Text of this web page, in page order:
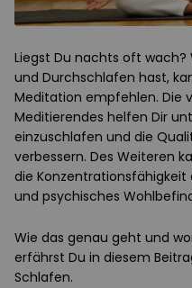
Liegst Du nachts oft wach?
und Durchschlafen hast,
Meditation empfehlen. Die
Meditierendes helfen Dir
einzuschlafen und die
verbessern. Des Weiteren
die Konzentrationsfähigkeit
und psychisches
Wie das genau geht und
erfährst Du in diesem
Schlafen.